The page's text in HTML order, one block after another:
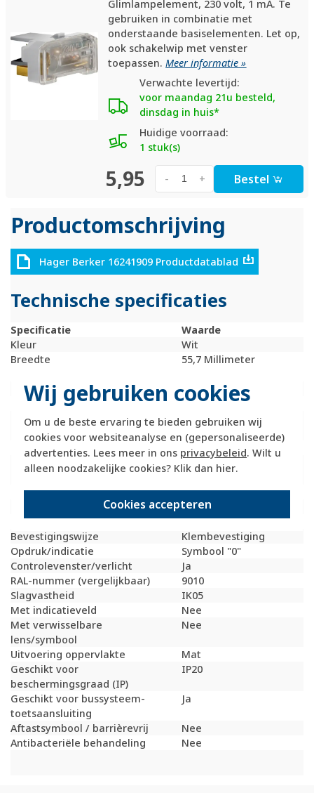
Wij gebruiken cookies
Om u de beste ervaring te bieden gebruiken wij
cookies voor websiteanalyse en (gepersonaliseerde)
advertenties. Lees meer in ons privacybeleid. Wilt u
alleen noodzakelijke cookies? Klik dan hier.
Cookies accepteren
Glimlampelement, 230 volt, 1 mA. Te
gebruiken in combinatie met
onderstaande basiselementen. Let op,
ook schakelwip met venster
toepassen.Meer informatie »
Verwachte levertijd:
voor maandag 21u besteld,
dinsdag in huis*
Huidige voorraad:
1 stuk(s)
5,95 +
- Bestel
Productomschrijving
Hager Berker 16241909 Productdatablad
Technische specificaties
Specificatie
Waarde
Kleur
Wit
Breedte
55,7 Millimeter
Model
Enkele wip
Halogeenvrij
Ja
Hoogte
54,9 Millimeter
(mm)
Diepte
22 Millimeter (mm)
Gebruik
Schakelaar /
Oppervlaktebescherming
Onbehandeld
Thermoplast
Materiaal
Kunststof
Bevestigingswijze
Klembevestiging
Opdruk/indicatie
Symbool "0"
Controlevenster/verlicht
Ja
RAL-nummer (vergelijkbaar)
9010
Slagvastheid
IK05
Met indicatieveld
Nee
Met verwisselbare
lens/symbool
Nee
Uitvoering oppervlakte
Mat
Geschikt voor
beschermingsgraad (IP)
IP20
Geschikt voor bussysteem-
toetsaansluiting
Ja
Aftastsymbool / barrièrevrij
Nee
Antibacteriële behandeling
Nee